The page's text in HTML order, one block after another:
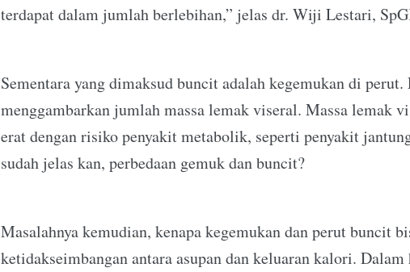
terdapat dalam jumlah berlebihan,” jelas dr. Wiji Lestari,
Sementara yang dimaksud buncit adalah kegemukan di
menggambarkan jumlah massa lemak viseral. Massa lemak
erat dengan risiko penyakit metabolik, seperti penyakit
sudah jelas kan, perbedaan gemuk dan buncit?
Masalahnya kemudian, kenapa kegemukan dan perut buncit
ketidakseimbangan antara asupan dan keluaran kalori.